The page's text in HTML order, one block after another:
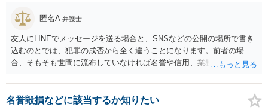
匿名A 弁護士
友人にLINEでメッセージを送る場合と、SNSなどの公開の場所で書き
込むのとでは、犯罪の成否から全く違うことになります。前者の場
合、そもそも世間に流布していなければ名誉や信用、業務にかかる犯
名誉毀損などに該当するか知りたい